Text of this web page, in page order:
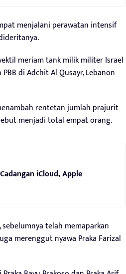
menjalani perawatan intensif
meriam tank milik militer Israel
di Adchit Al Qusayr, Lebanon
rentetan jumlah prajurit
menjadi total empat orang.
iCloud, Apple
telah memaparkan
merenggut nyawa Praka Farizal